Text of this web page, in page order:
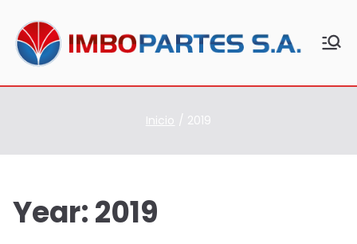
contenido
Imbo
Equipo
repues
agríco
Inicio 2019
Year:2019